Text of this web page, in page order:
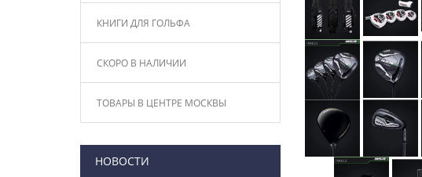
КНИГИ ДЛЯ ГОЛЬФА
СКОРО В НАЛИЧИИ
ТОВАРЫ В ЦЕНТРЕ МОСКВЫ
НОВОСТИ